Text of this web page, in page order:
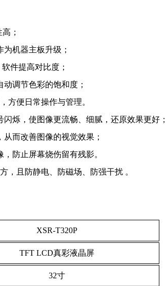
；
机器主板升级；
件提高对比度；
调节色彩的饱和度；
方便日常操作与管理。
烁，使图像更流畅、细腻，还原效果更好；
而改善图像的视觉效果；
防止屏幕烧伤留有残影。
，且防静电、防磁场、防强干扰 。
XSR-T320P
TFT LCD真彩液晶屏
32寸